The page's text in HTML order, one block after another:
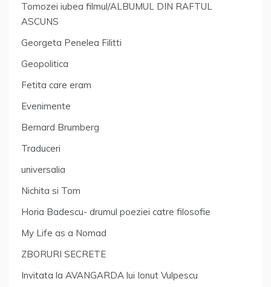
Tomozei iubea filmul/ALBUMUL DIN RAFTUL
ASCUNS
Georgeta Penelea Filitti
Geopolitica
Fetita care eram
Evenimente
Bernard Brumberg
Traduceri
universalia
Nichita si Tom
Horia Badescu- drumul poeziei catre filosofie
My Life as a Nomad
ZBORURI SECRETE
Invitata la AVANGARDA lui Ionut Vulpescu